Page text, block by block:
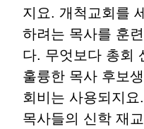
지요. 개척교회를
하려는 목사를 훈
다. 무엇보다 총회
훌륭한 목사 후보
회비는 사용되지
목사들의 신학 재